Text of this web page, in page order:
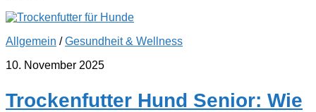
Allgemein /Gesundheit & Wellness
10. November 2025
Trockenfutter Hund Senior: Wie